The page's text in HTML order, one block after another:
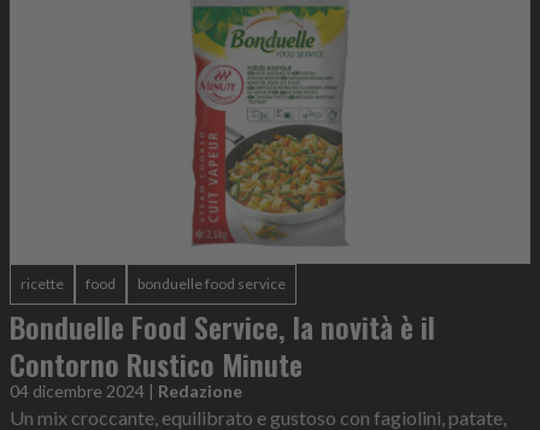
ricette food bonduelle food service
Bonduelle Food Service, la novità è il
Contorno Rustico Minute
04 dicembre 2024 | Redazione
Un mix croccante, equilibrato e gustoso con fagiolini, patate,